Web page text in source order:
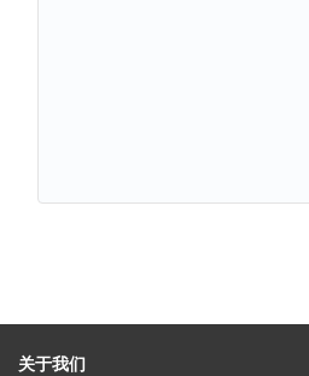
关于我们